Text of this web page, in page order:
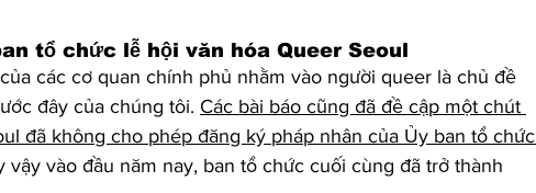
tổ chức lễ hội văn hóa Queer Seoul
các cơ quan chính phủ nhằm vào người queer là chủ đề
đây của chúng tôi. Các bài báo cũng đã đề cập một chút
đã không cho phép đăng ký pháp nhân của Ủy ban tổ chức
vậy vào đầu năm nay, ban tổ chức cuối cùng đã trở thành